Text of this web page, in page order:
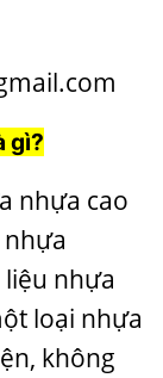
gì?
nhựa cao
nhựa
nhựa
loại nhựa
không